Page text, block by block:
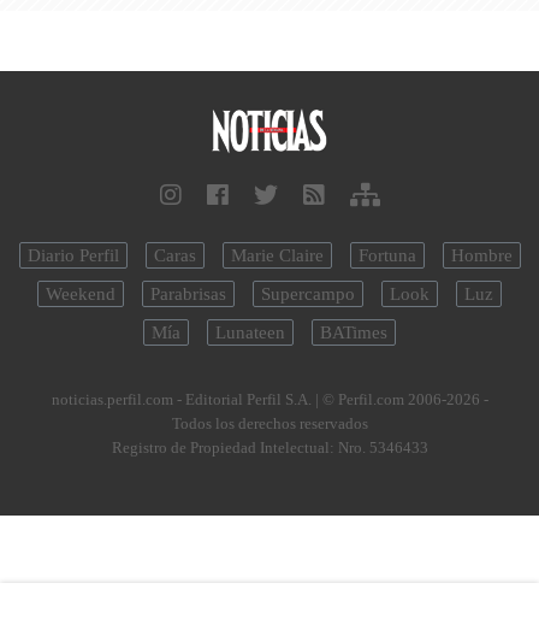
Diario Perfil Caras Marie Claire Fortuna
Hombre
Weekend
Parabrisas Supercampo Look
Luz
Mía
Lunateen BATimes
noticias.perfil.com - Editorial Perfil S.A. | © Perfil.com 2006-2026 -
Todos los derechos reservados
Registro de Propiedad Intelectual: Nro. 5346433